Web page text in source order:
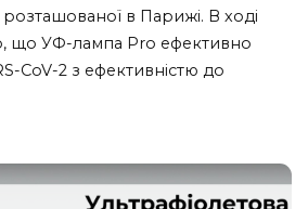
розташованої в Парижі. В ході
що УФ-лампа Pro ефективно
CoV-2 з ефективністю до